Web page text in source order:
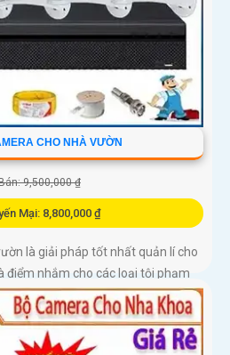
CHO NHÀ VƯỜN
9,500,000 ₫
Mại: 8,800,000 ₫
là giải pháp tốt nhất quản lí cho
điểm nhắm cho các loại tội phạm
vấn đề trộm cắp cướp của thậm